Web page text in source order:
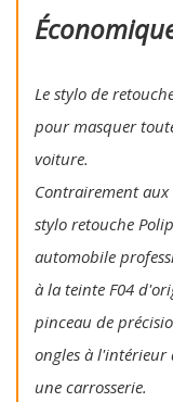
Le stylo de
pour masquer
voiture.
Contrairement
stylo retouche
automobile
à la teinte F04
pinceau de
ongles à
une carrosserie.